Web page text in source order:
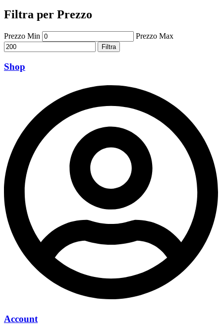
Filtra per Prezzo
Prezzo Min Prezzo Max
Filtra
Shop
Account